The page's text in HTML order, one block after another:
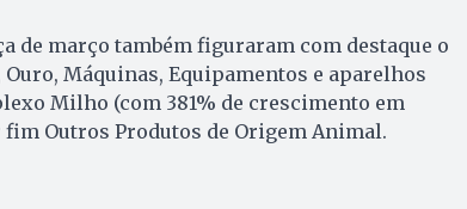
de março também figuraram com destaque o
Máquinas, Equipamentos e aparelhos
Milho (com 381% de crescimento em
fim Outros Produtos de Origem Animal.